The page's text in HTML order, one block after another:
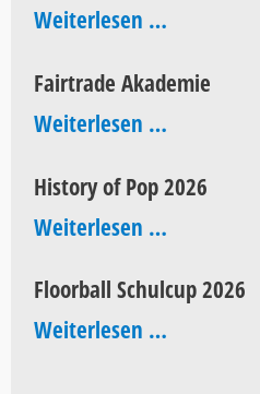
Weiterlesen …Sporthelfer-
Fairtrade Akademie
Weiterlesen …Fairtrade
History of Pop 2026
Weiterlesen …History
Pop
2026
Floorball Schulcup 2026
Weiterlesen …Floorball